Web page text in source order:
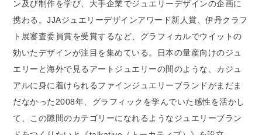
ン及び制作を学び、大手企業でジュエリーデザインの企画に
携わる。JJAジュエリーデザインアワード新人賞、伊丹クラフ
ト展審査委員賞を受賞するなど、グラフィカルでウイットの
効いたデザインが注目を集めている。日本の量産向けのジュ
エリーと海外で見るアートジュエリーの間のような、カジュ
アルに身に着けられるファインジュエリーブランドがまだま
だなかった2008年、グラフィックを学んでいた感性を活かし
て、この隙間のカテゴリーになれるようなジュエリーブラン